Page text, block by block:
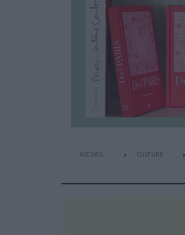
ACCUEIL CULTURE